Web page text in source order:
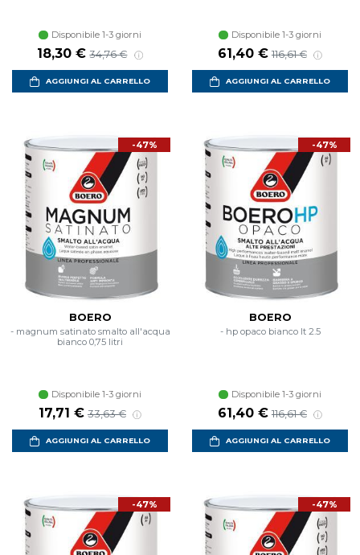
Disponibile 1-3 giorni
Prezzo scontato
18,30 € Prezzo di listino
34,76 €
AGGIUNGI AL CARRELLO
Disponibile 1-3 giorni
Prezzo scontato
61,40 € Prezzo di listino
116,61 €
AGGIUNGI AL CARRELLO
-47%
BOERO
- magnum satinato smalto all'acqua
bianco 0,75 litri
Disponibile 1-3 giorni
Prezzo scontato
17,71 € Prezzo di listino
33,63 €
AGGIUNGI AL CARRELLO
-47%
BOERO
- hp opaco bianco lt 2.5
Disponibile 1-3 giorni
Prezzo scontato
61,40 € Prezzo di listino
116,61 €
AGGIUNGI AL CARRELLO
-47% -47%